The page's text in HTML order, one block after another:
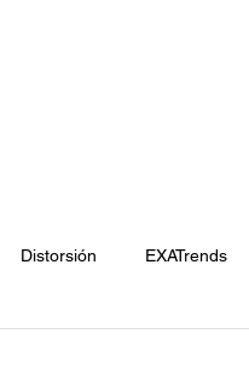
Distorsión EXATrends